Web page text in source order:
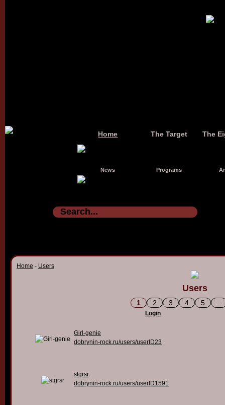
Home The Target The
News Programs
Home - Users
Users
1 2 3 4 5
Login
Girl-genie
dobrynin-rock.ru/users/userID23
stgrsr
dobrynin-rock.ru/users/userID1591